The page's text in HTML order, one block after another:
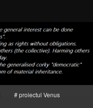
# proiectul Venus